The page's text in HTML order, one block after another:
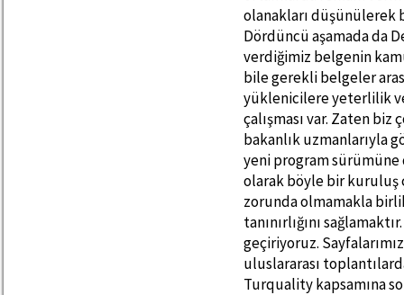
olanakları düşünülerek
Dördüncü aşamada da
verdiğimiz belgenin
bile gerekli belgeler
yüklenicilere yeterlilik
çalışması var. Zaten
bakanlık uzmanlarıyla
yeni program
olarak böyle bir kuruluş
zorunda olmamakla
tanınırlığını
geçiriyoruz.
uluslararası
Turquality kapsamına